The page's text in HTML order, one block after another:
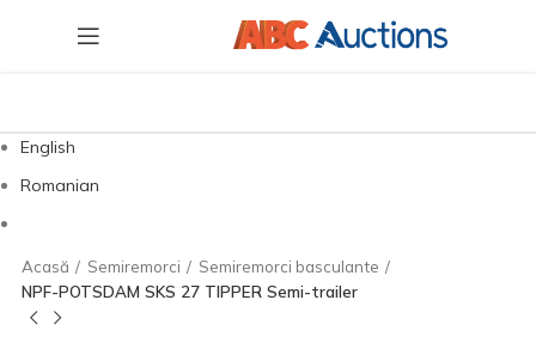
English
Romanian
Acasă Semiremorci
Semiremorci basculante
NPF-POTSDAM SKS 27 TIPPER Semi-trailer